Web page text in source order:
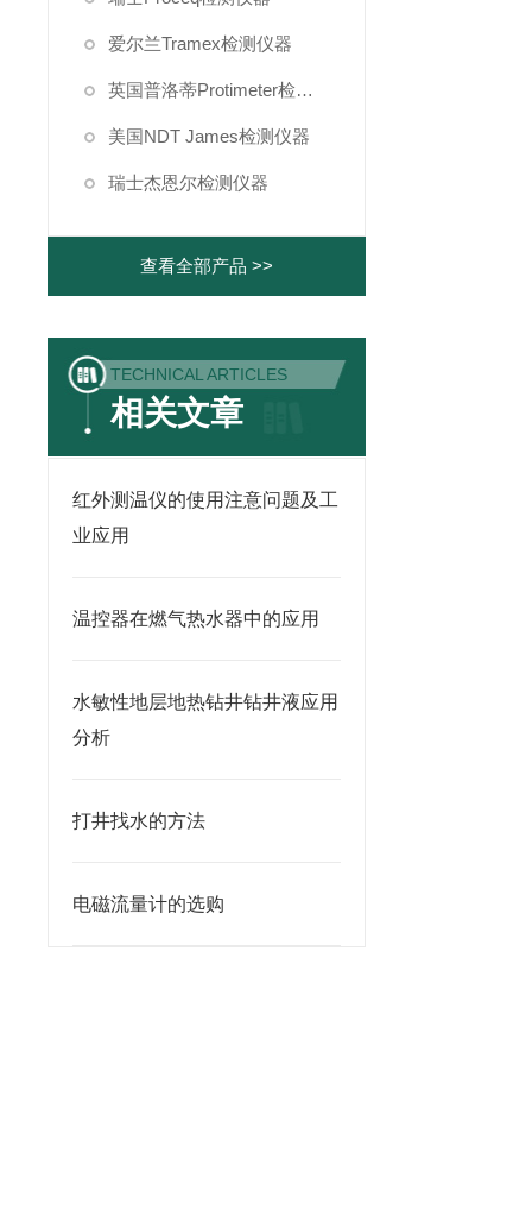
爱尔兰Tramex检测仪器
英国普洛蒂Protimeter检测仪器
美国NDT James检测仪器
瑞士杰恩尔检测仪器
查看全部产品 >>
TECHNICAL ARTICLES
相关文章
红外测温仪的使用注意问题及工
业应用
温控器在燃气热水器中的应用
水敏性地层地热钻井钻井液应用
分析
打井找水的方法
电磁流量计的选购